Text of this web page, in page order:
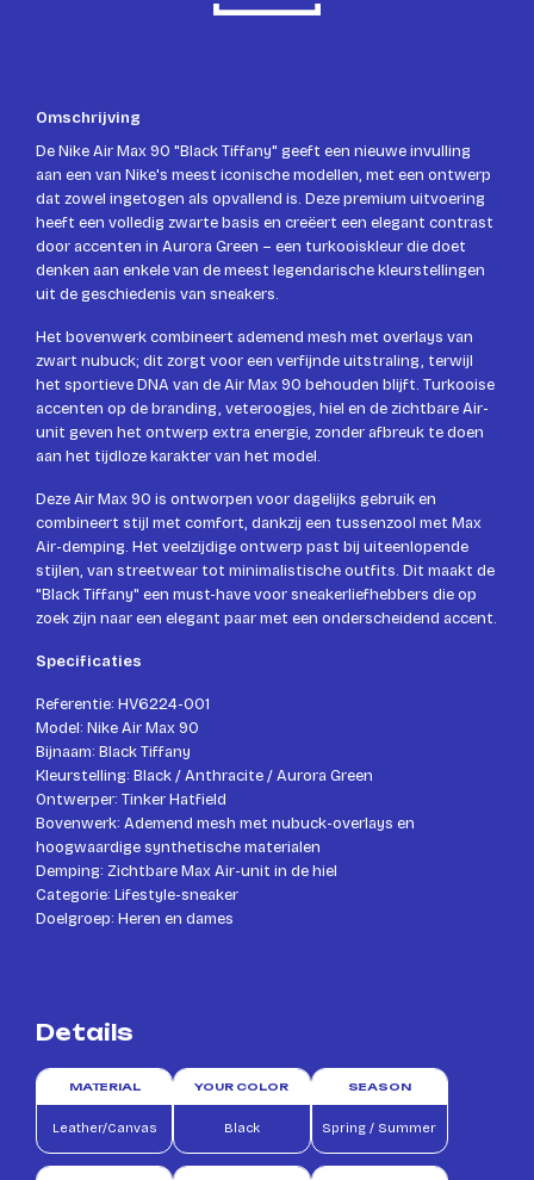
Omschrijving
De Nike Air Max 90 "Black Tiffany" geeft een nieuwe invulling
aan een van Nike's meest iconische modellen, met een ontwerp
dat zowel ingetogen als opvallend is. Deze premium uitvoering
heeft een volledig zwarte basis en creëert een elegant contrast
door accenten in Aurora Green – een turkooiskleur die doet
denken aan enkele van de meest legendarische kleurstellingen
uit de geschiedenis van sneakers.
Het bovenwerk combineert ademend mesh met overlays van
zwart nubuck; dit zorgt voor een verfijnde uitstraling, terwijl
het sportieve DNA van de Air Max 90 behouden blijft. Turkooise
accenten op de branding, veteroogjes, hiel en de zichtbare Air-
unit geven het ontwerp extra energie, zonder afbreuk te doen
aan het tijdloze karakter van het model.
Deze Air Max 90 is ontworpen voor dagelijks gebruik en
combineert stijl met comfort, dankzij een tussenzool met Max
Air-demping. Het veelzijdige ontwerp past bij uiteenlopende
stijlen, van streetwear tot minimalistische outfits. Dit maakt de
"Black Tiffany" een must-have voor sneakerliefhebbers die op
zoek zijn naar een elegant paar met een onderscheidend accent.
Specificaties
Referentie: HV6224-001
Model: Nike Air Max 90
Bijnaam: Black Tiffany
Kleurstelling: Black / Anthracite / Aurora Green
Ontwerper: Tinker Hatfield
Bovenwerk: Ademend mesh met nubuck-overlays en
hoogwaardige synthetische materialen
Demping: Zichtbare Max Air-unit in de hiel
Categorie: Lifestyle-sneaker
Doelgroep: Heren en dames
Details
MATERIAL
Leather/Canvas
YOUR COLOR
Black
SEASON
Spring / Summer